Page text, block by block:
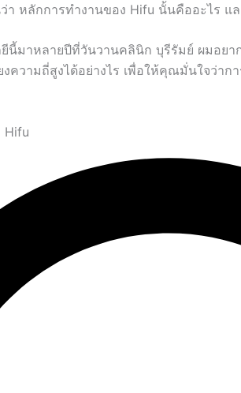
า หลักการทำงานของ Hifu นั้นคืออะไร แ
นี้มาหลายปีที่วันวานคลินิก บุรีรัมย์ ผมอยา
งความถี่สูงได้อย่างไร เพื่อให้คุณมั่นใจว่า
Hifu